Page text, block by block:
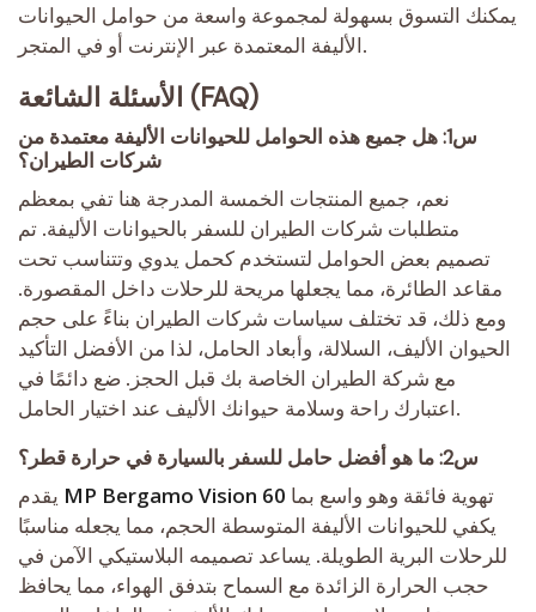
يمكنك التسوق بسهولة لمجموعة واسعة من حوامل الحيوانات
الأليفة المعتمدة عبر الإنترنت أو في المتجر.
الأسئلة الشائعة (FAQ)
س1: هل جميع هذه الحوامل للحيوانات الأليفة معتمدة من
شركات الطيران؟
نعم، جميع المنتجات الخمسة المدرجة هنا تفي بمعظم
متطلبات شركات الطيران للسفر بالحيوانات الأليفة. تم
تصميم بعض الحوامل لتستخدم كحمل يدوي وتتناسب تحت
مقاعد الطائرة، مما يجعلها مريحة للرحلات داخل المقصورة.
ومع ذلك، قد تختلف سياسات شركات الطيران بناءً على حجم
الحيوان الأليف، السلالة، وأبعاد الحامل، لذا من الأفضل التأكيد
مع شركة الطيران الخاصة بك قبل الحجز. ضع دائمًا في
اعتبارك راحة وسلامة حيوانك الأليف عند اختيار الحامل.
س2: ما هو أفضل حامل للسفر بالسيارة في حرارة قطر؟
MP Bergamo Vision 60
يكفي للحيوانات الأليفة المتوسطة الحجم، مما يجعله مناسبًا
للرحلات البرية الطويلة. يساعد تصميمه البلاستيكي الآمن في
حجب الحرارة الزائدة مع السماح بتدفق الهواء، مما يحافظ